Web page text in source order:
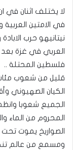
لا يختلف اثنان في
في الامتين العربية
نيتانيهو حرب
العربي في غزة
فلسطين المحتلة ..
قليل من شعوب مئات
الكيان الصهيوني
الجميع شعوبا
المحروم من الماء
الصواريخ يموت
ومسمع من عالم